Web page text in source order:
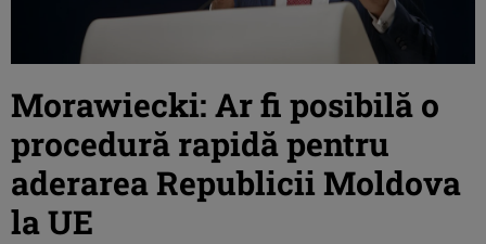
Morawiecki: Ar fi posibilă o
procedură rapidă pentru
aderarea Republicii Moldova
la UE